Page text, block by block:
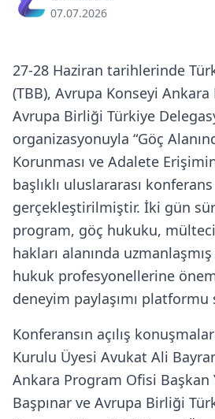
07.07.2026
27-28 Haziran tarihlerinde
(TBB), Avrupa Konseyi
Avrupa Birliği Türkiye
organizasyonuyla “Göç
Korunması ve Adalete
başlıklı uluslararası konferans
gerçekleştirilmiştir. İki gün
program, göç hukuku,
hakları alanında
hukuk profesyonellerine
deneyim paylaşımı platformu
Konferansın açılış
Kurulu Üyesi Avukat Ali
Ankara Program Ofisi Başkan
Başpınar ve Avrupa Birliği